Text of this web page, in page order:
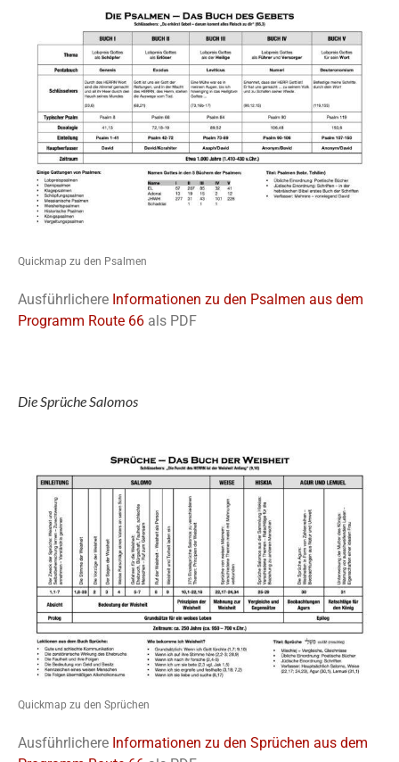
Quickmap zu den Psalmen
Ausführlichere Informationen zu den Psalmen aus dem
Programm Route 66 als PDF
Die Sprüche Salomos
Quickmap zu den Sprüchen
Ausführlichere Informationen zu den Sprüchen aus dem